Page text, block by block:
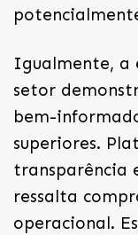
Igualmente, a
setor
bem-
superiores.
transparência
ressalta
operacional.